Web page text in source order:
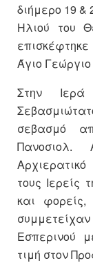
διήμερο 19 &
Ηλιού του
Άγιο
Στην
σεβασμό
Πανοσιολ.
τους Ιερείς
και
Εσπερινού
τιμή στον